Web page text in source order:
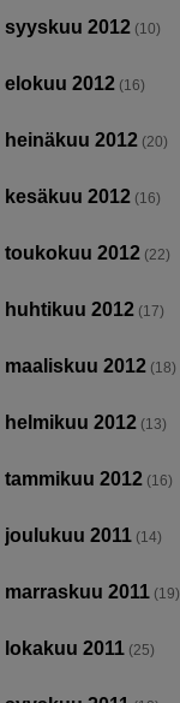
syyskuu 2012 (10)
elokuu 2012 (16)
heinäkuu 2012 (20)
kesäkuu 2012 (16)
toukokuu 2012 (22)
huhtikuu 2012 (17)
maaliskuu 2012 (18)
helmikuu 2012 (13)
tammikuu 2012 (16)
joulukuu 2011 (14)
marraskuu 2011 (19)
lokakuu 2011 (25)